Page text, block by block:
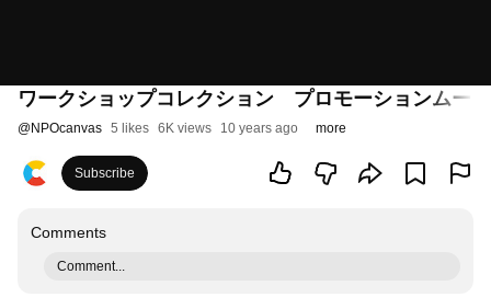
ワークショップコレクション プロモーションムー
@NPOcanvas 5 likes 6K views 10 years ago more
Subscribe
Comments
Comment...